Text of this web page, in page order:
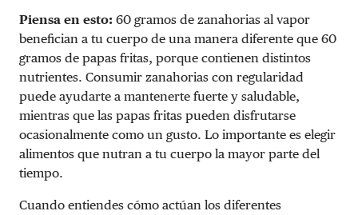
Piensa en esto: 60 gramos de zanahorias al vapor
benefician a tu cuerpo de una manera diferente que 60
gramos de papas fritas, porque contienen distintos
nutrientes. Consumir zanahorias con regularidad
puede ayudarte a mantenerte fuerte y saludable,
mientras que las papas fritas pueden disfrutarse
ocasionalmente como un gusto. Lo importante es elegir
alimentos que nutran a tu cuerpo la mayor parte del
tiempo.
Cuando entiendes cómo actúan los diferentes